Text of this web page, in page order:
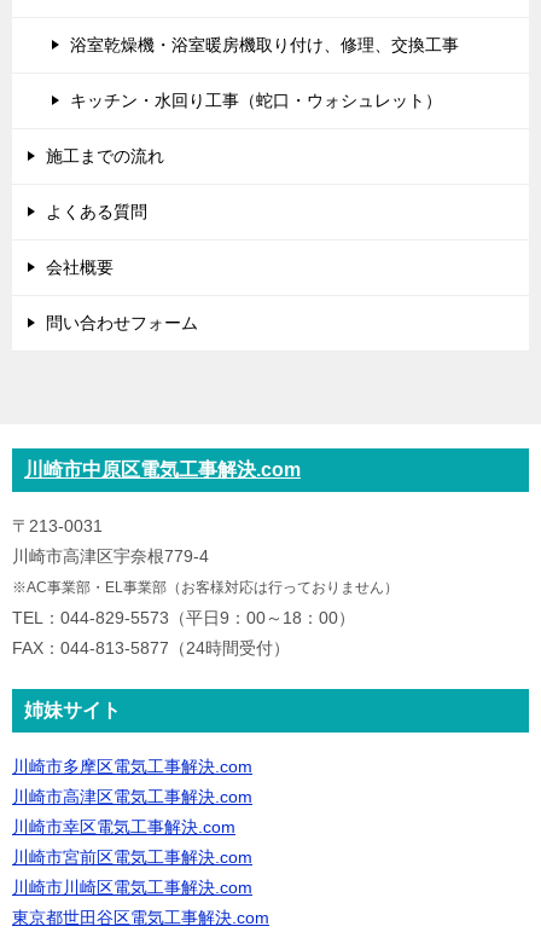
浴室乾燥機・浴室暖房機取り付け、修理、交換工事
キッチン・水回り工事（蛇口・ウォシュレット）
施工までの流れ
よくある質問
会社概要
問い合わせフォーム
川崎市中原区電気工事解決.com
〒213-0031
川崎市高津区宇奈根779-4
※AC事業部・EL事業部（お客様対応は行っておりません）
TEL：044-829-5573（平日9：00～18：00）
FAX：044-813-5877（24時間受付）
姉妹サイト
川崎市多摩区電気工事解決.com
川崎市高津区電気工事解決.com
川崎市幸区電気工事解決.com
川崎市宮前区電気工事解決.com
川崎市川崎区電気工事解決.com
東京都世田谷区電気工事解決.com